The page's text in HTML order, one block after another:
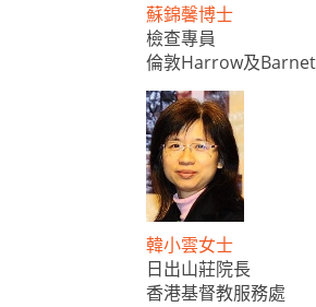
蘇錦馨博士
檢查專員
倫敦Harrow及
韓小雲女士
日出山莊院長
香港基督教服務處